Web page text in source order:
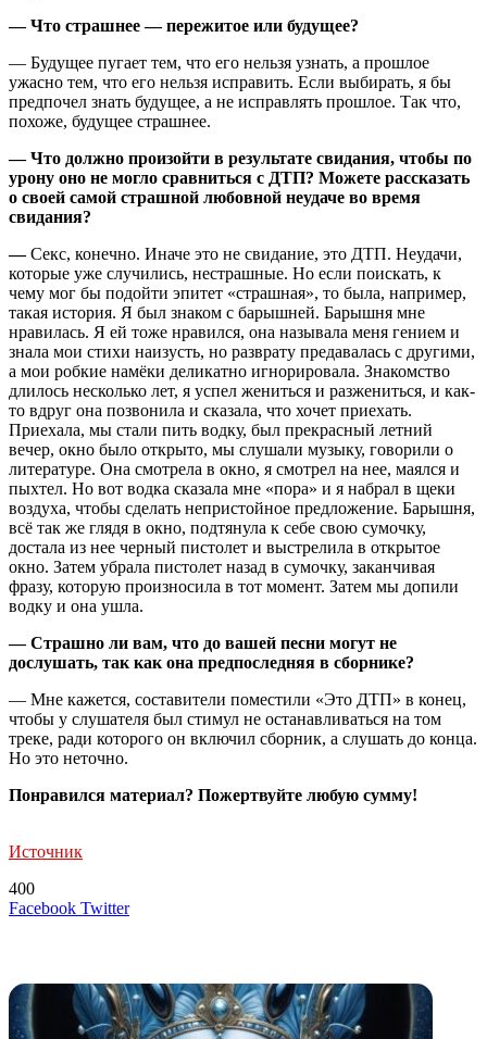
— Что страшнее — пережитое или будущее?
— Будущее пугает тем, что его нельзя узнать, а прошлое
ужасно тем, что его нельзя исправить. Если выбирать, я бы
предпочел знать будущее, а не исправлять прошлое. Так что,
похоже, будущее страшнее.
— Что должно произойти в результате свидания, чтобы по
урону оно не могло сравниться с ДТП? Можете рассказать
о своей самой страшной любовной неудаче во время
свидания?
—Секс, конечно. Иначе это не свидание, это ДТП. Неудачи,
которые уже случились, нестрашные. Но если поискать, к
чему мог бы подойти эпитет «страшная», то была, например,
такая история. Я был знаком с барышней. Барышня мне
нравилась. Я ей тоже нравился, она называла меня гением и
знала мои стихи наизусть, но разврату предавалась с другими,
а мои робкие намёки деликатно игнорировала. Знакомство
длилось несколько лет, я успел жениться и разжениться, и как-
то вдруг она позвонила и сказала, что хочет приехать.
Приехала, мы стали пить водку, был прекрасный летний
вечер, окно было открыто, мы слушали музыку, говорили о
литературе. Она смотрела в окно, я смотрел на нее, маялся и
пыхтел. Но вот водка сказала мне «пора» и я набрал в щеки
воздуха, чтобы сделать непристойное предложение. Барышня,
всё так же глядя в окно, подтянула к себе свою сумочку,
достала из нее черный пистолет и выстрелила в открытое
окно. Затем убрала пистолет назад в сумочку, заканчивая
фразу, которую произносила в тот момент. Затем мы допили
водку и она ушла.
— Страшно ли вам, что до вашей песни могут не
дослушать, так как она предпоследняя в сборнике?
— Мне кажется, составители поместили «Это ДТП» в конец,
чтобы у слушателя был стимул не останавливаться на том
треке, ради которого он включил сборник, а слушать до конца.
Но это неточно.
Понравился материал? Пожертвуйте любую сумму!
Источник
400
Facebook TwitterLinkedIn
Tumblr
Reddit
Вконтакте
Одноклассники
Skype
Messenger
Messenger
WhatsApp
Telegram
Viber
Line
Поделиться
Печатать